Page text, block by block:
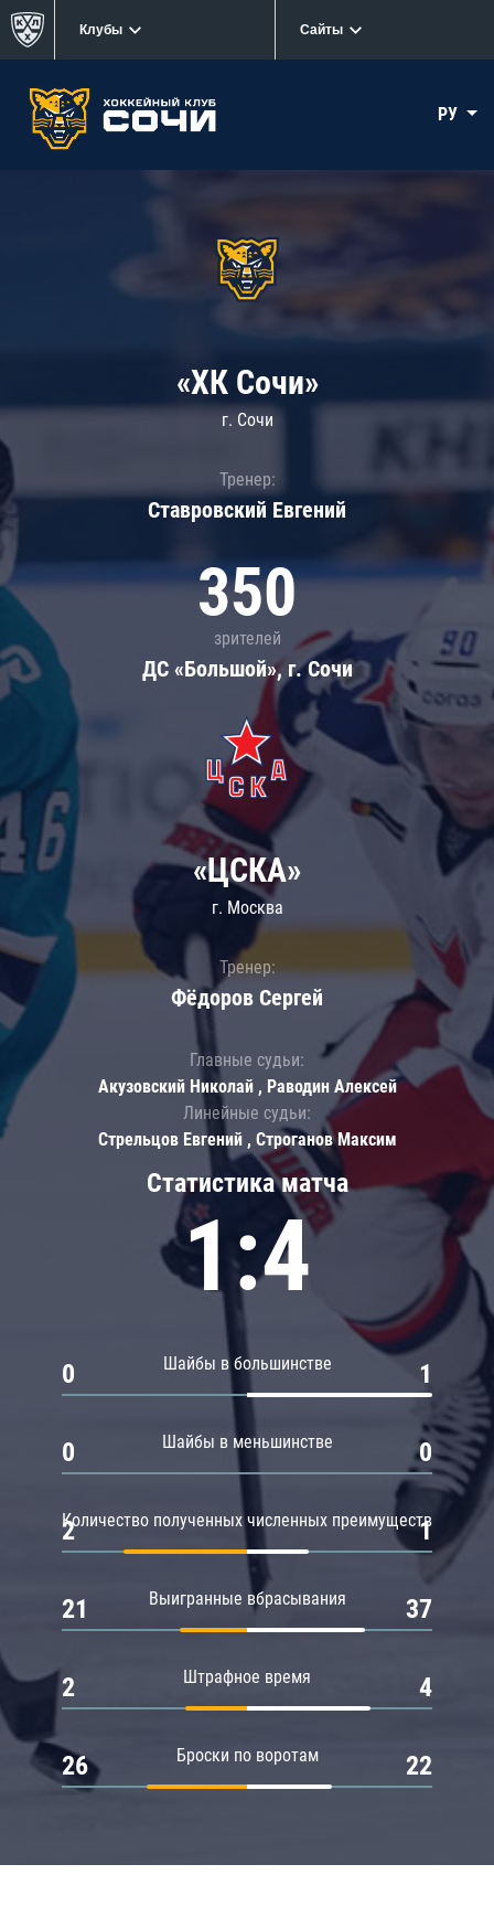
Клубы Сайты
РУ
«ХК Сочи»
г. Сочи
Тренер:
Ставровский Евгений
350
зрителей
ДС «Большой», г. Сочи
Статистика матча
1:4
Шайбы в большинстве
0 1
Шайбы в меньшинстве
0 0
Количество полученных численных преимуществ
2 1
Выигранные вбрасывания
21 37
Штрафное время
2 4
Броски по воротам
26 22
«ЦСКА»
г. Москва
Тренер:
Фёдоров Сергей
Главные судьи:
Акузовский Николай , Раводин Алексей
Линейные судьи:
Стрельцов Евгений , Строганов Максим